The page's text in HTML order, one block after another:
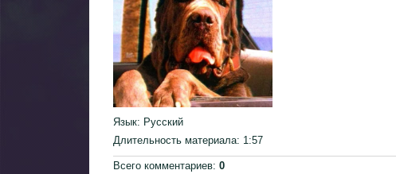
Язык: Русский
Длительность материала: 1:57
Всего комментариев: 0